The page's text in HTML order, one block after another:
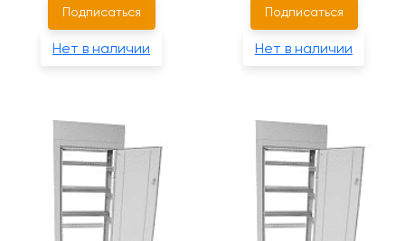
Подписаться
Нет в наличии
Подписаться
Нет в наличии